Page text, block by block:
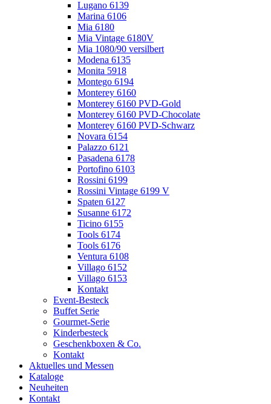
Lugano 6139
Marina 6106
Mia 6180
Mia Vintage 6180V
Mia 1080/90 versilbert
Modena 6135
Monita 5918
Montego 6194
Monterey 6160
Monterey 6160 PVD-Gold
Monterey 6160 PVD-Chocolate
Monterey 6160 PVD-Schwarz
Novara 6154
Palazzo 6121
Pasadena 6178
Portofino 6103
Rossini 6199
Rossini Vintage 6199 V
Spaten 6127
Susanne 6172
Ticino 6155
Tools 6174
Tools 6176
Ventura 6108
Villago 6152
Villago 6153
Kontakt
Event-Besteck
Buffet Serie
Gourmet-Serie
Kinderbesteck
Geschenkboxen & Co.
Kontakt
Aktuelles und Messen
Kataloge
Neuheiten
Kontakt